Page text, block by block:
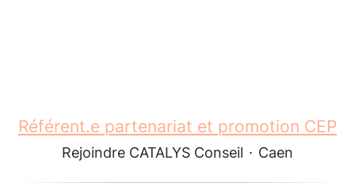
Référent.e partenariat et promotion CEP
Rejoindre CATALYS Conseil · Caen